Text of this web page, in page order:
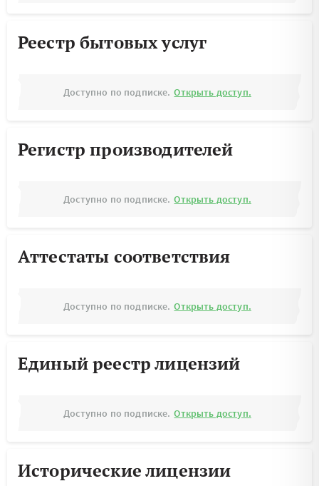
Реестр бытовых услуг
Доступно по подписке. Открыть доступ.
Регистр производителей
Доступно по подписке. Открыть доступ.
Аттестаты соответствия
Доступно по подписке. Открыть доступ.
Единый реестр лицензий
Доступно по подписке. Открыть доступ.
Исторические лицензии